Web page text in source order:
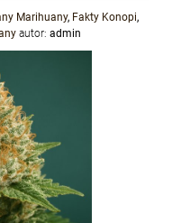
Marihuany, Fakty Konopi,
autor:admin